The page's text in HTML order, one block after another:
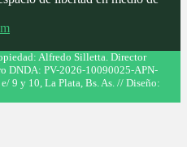
Alfredo Silletta. Director
DNDA: PV-2026-10090025-APN-
9 y 10, La Plata, Bs. As. // Diseño: